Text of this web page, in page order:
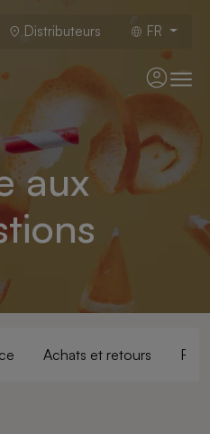
Distributeurs FR
aux
Achats et retours